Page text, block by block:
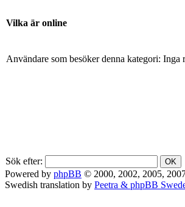
Vilka är online
Användare som besöker denna kategori: Inga
Sök efter:
Powered by phpBB © 2000, 2002, 2005,
Swedish translation by Peetra & phpBB